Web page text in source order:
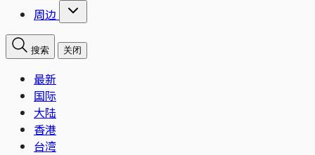
周边
搜索 关闭
最新
国际
大陆
香港
台湾